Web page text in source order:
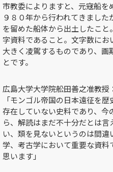
市教委によりますと、元寇船を
９８０年から行われてきまし
を留めた船体から出土したこ
字資料であること。文字数に
大きく凌駕するものであり、
とです。
広島大学大学院舩田善之准教授：
「モンゴル帝国の日本遠征を
存在していない史料であり、
ら、解読はまだ不十分だとは
い、類を見ないというのは間
学、考古学において重要な資
思います」